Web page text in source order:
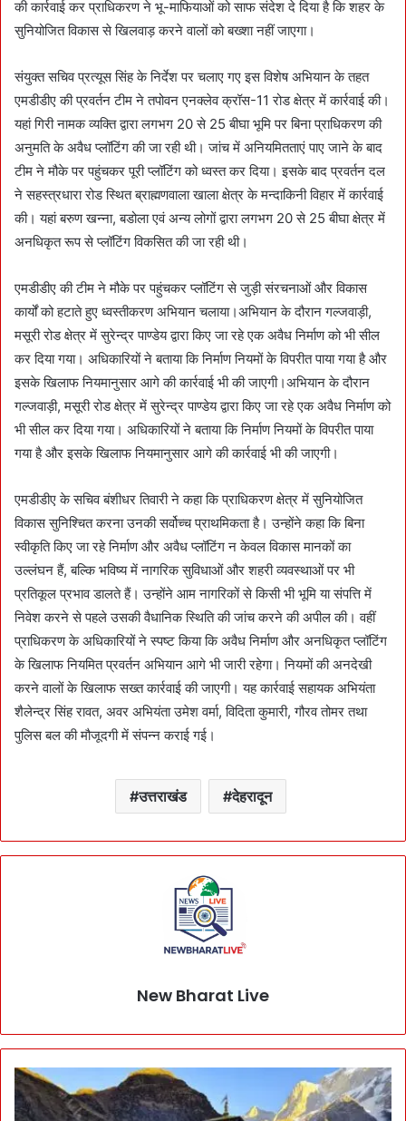
की कार्रवाई कर प्राधिकरण ने भू-माफियाओं को साफ संदेश दे दिया है कि शहर के
सुनियोजित विकास से खिलवाड़ करने वालों को बख्शा नहीं जाएगा।
संयुक्त सचिव प्रत्यूस सिंह के निर्देश पर चलाए गए इस विशेष अभियान के तहत
एमडीडीए की प्रवर्तन टीम ने तपोवन एनक्लेव क्रॉस-11 रोड क्षेत्र में कार्रवाई की।
यहां गिरी नामक व्यक्ति द्वारा लगभग 20 से 25 बीघा भूमि पर बिना प्राधिकरण की
अनुमति के अवैध प्लॉटिंग की जा रही थी। जांच में अनियमितताएं पाए जाने के बाद
टीम ने मौके पर पहुंचकर पूरी प्लॉटिंग को ध्वस्त कर दिया। इसके बाद प्रवर्तन दल
ने सहस्त्रधारा रोड स्थित ब्राह्मणवाला खाला क्षेत्र के मन्दाकिनी विहार में कार्रवाई
की। यहां बरुण खन्ना, बडोला एवं अन्य लोगों द्वारा लगभग 20 से 25 बीघा क्षेत्र में
अनधिकृत रूप से प्लॉटिंग विकसित की जा रही थी।
एमडीडीए की टीम ने मौके पर पहुंचकर प्लॉटिंग से जुड़ी संरचनाओं और विकास
कार्यों को हटाते हुए ध्वस्तीकरण अभियान चलाया।अभियान के दौरान गल्जवाड़ी,
मसूरी रोड क्षेत्र में सुरेन्द्र पाण्डेय द्वारा किए जा रहे एक अवैध निर्माण को भी सील
कर दिया गया। अधिकारियों ने बताया कि निर्माण नियमों के विपरीत पाया गया है और
इसके खिलाफ नियमानुसार आगे की कार्रवाई भी की जाएगी।अभियान के दौरान
गल्जवाड़ी, मसूरी रोड क्षेत्र में सुरेन्द्र पाण्डेय द्वारा किए जा रहे एक अवैध निर्माण को
भी सील कर दिया गया। अधिकारियों ने बताया कि निर्माण नियमों के विपरीत पाया
गया है और इसके खिलाफ नियमानुसार आगे की कार्रवाई भी की जाएगी।
एमडीडीए के सचिव बंशीधर तिवारी ने कहा कि प्राधिकरण क्षेत्र में सुनियोजित
विकास सुनिश्चित करना उनकी सर्वोच्च प्राथमिकता है। उन्होंने कहा कि बिना
स्वीकृति किए जा रहे निर्माण और अवैध प्लॉटिंग न केवल विकास मानकों का
उल्लंघन हैं, बल्कि भविष्य में नागरिक सुविधाओं और शहरी व्यवस्थाओं पर भी
प्रतिकूल प्रभाव डालते हैं। उन्होंने आम नागरिकों से किसी भी भूमि या संपत्ति में
निवेश करने से पहले उसकी वैधानिक स्थिति की जांच करने की अपील की। वहीं
प्राधिकरण के अधिकारियों ने स्पष्ट किया कि अवैध निर्माण और अनधिकृत प्लॉटिंग
के खिलाफ नियमित प्रवर्तन अभियान आगे भी जारी रहेगा। नियमों की अनदेखी
करने वालों के खिलाफ सख्त कार्रवाई की जाएगी। यह कार्रवाई सहायक अभियंता
शैलेन्द्र सिंह रावत, अवर अभियंता उमेश वर्मा, विदिता कुमारी, गौरव तोमर तथा
पुलिस बल की मौजूदगी में संपन्न कराई गई।
उत्तराखंड देहरादून
New Bharat Live